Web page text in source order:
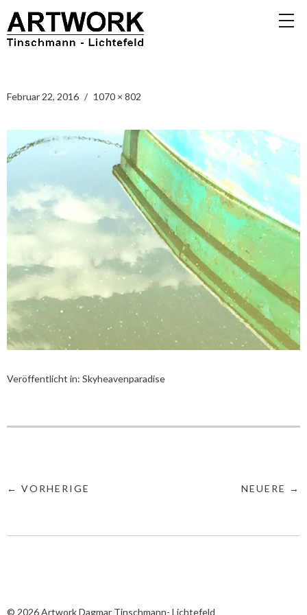
Februar 22, 2016 1070 × 802
Veröffentlicht in: Skyheavenparadise
← VORHERIGE NEUERE →
© 2026Artwork Dagmar Tinschmann- Lichtefeld